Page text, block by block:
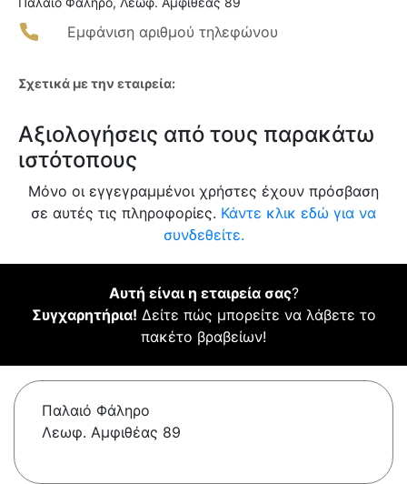
Εμφάνιση αριθμού τηλεφώνου
Σχετικά με την εταιρεία:
Αξιολογήσεις από τους παρακάτω
ιστότοπους
Μόνο οι εγγεγραμμένοι χρήστες έχουν πρόσβαση
σε αυτές τις πληροφορίες. Κάντε κλικ εδώ για να
συνδεθείτε.
Αυτή είναι η εταιρεία σας?
Συγχαρητήρια! Δείτε πώς μπορείτε να λάβετε το
πακέτο βραβείων!
Παλαιό Φάληρο
Λεωφ. Αμφιθέας 89